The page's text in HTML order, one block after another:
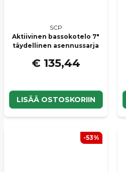
SCP
Aktiivinen bassokotelo 7"
täydellinen asennussarja
€ 135,44
LISÄÄ OSTOSKORIIN
-53%